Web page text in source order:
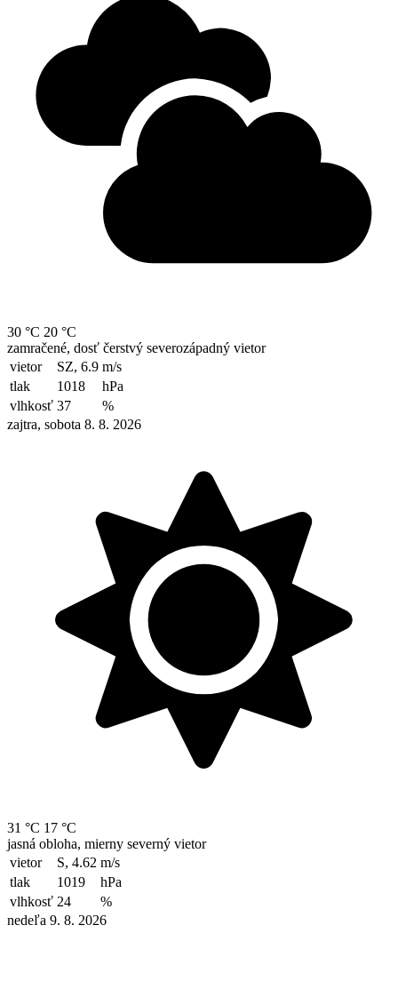
30 °C 20 °C
zamračené, dosť čerstvý severozápadný vietor
vietor
SZ, 6.9 m/s
tlak
1018
hPa
vlhkosť 37
%
zajtra, sobota 8. 8. 2026
31 °C 17 °C
jasná obloha, mierny severný vietor
vietor
S, 4.62 m/s
tlak
1019
hPa
vlhkosť 24
%
nedeľa 9. 8. 2026